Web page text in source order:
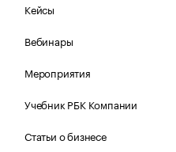
Кейсы
Вебинары
Мероприятия
Учебник РБК Компании
Статьи о бизнесе